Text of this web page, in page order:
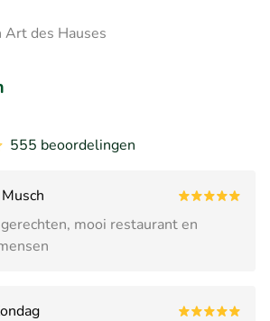
Art des Hauses
555 beoordelingen
mooi restaurant en